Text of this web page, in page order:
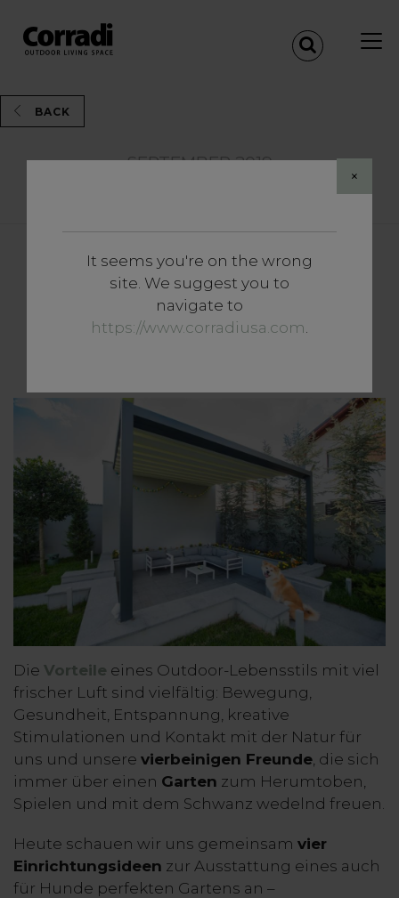
×
It seems you're on the wrong
site. We suggest you to
navigate to
https://www.corradiusa.com.
BACK
SEPTEMBER 2019
Vertiefungen
Vier Ideen für den idealen
Hunde- (und Herrchen-)
Die Vorteile eines Outdoor-Lebensstils mit viel
frischer Luft sind vielfältig: Bewegung,
Gesundheit, Entspannung, kreative
Stimulationen und Kontakt mit der Natur für
uns und unsere vierbeinigen Freunde , die sich
immer über einen Garten zum Herumtoben,
Spielen und mit dem Schwanz wedelnd freuen.
Heute schauen wir uns gemeinsam vier
Einrichtungsideen zur Ausstattung eines auch
für Hunde perfekten Gartens an –